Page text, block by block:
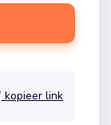
kopieer link